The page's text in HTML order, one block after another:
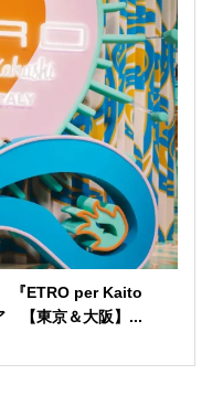
『ETRO per Kaito
【東京＆大阪】...